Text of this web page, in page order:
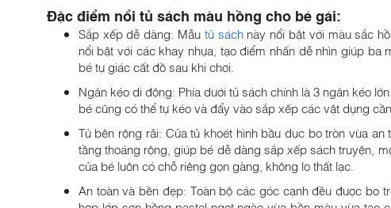
Đặc điểm nổi tủ sách màu hồng cho bé gái:
Sắp xếp dễ dàng: Mẫu tủ sáchnày nổi bật với màu sắc
nổi bật với các khay nhựa, tạo điểm nhấn dễ nhìn giúp
bé tự giác cất đồ sau khi chơi.
Ngăn kéo di động: Phía dưới tủ sách chính là 3 ngăn kéo
bé cũng có thể tự kéo và đẩy vào sắp xếp các vật dụng
Tủ bên rộng rãi: Cửa tủ khoét hình bầu dục bo tròn vừa
tầng thoáng rộng, giúp bé dễ dàng sắp xếp sách truyện,
của bé luôn có chỗ riêng gọn gàng, không lo thất lạc.
An toàn và bền đẹp: Toàn bộ các góc cạnh đều được bo